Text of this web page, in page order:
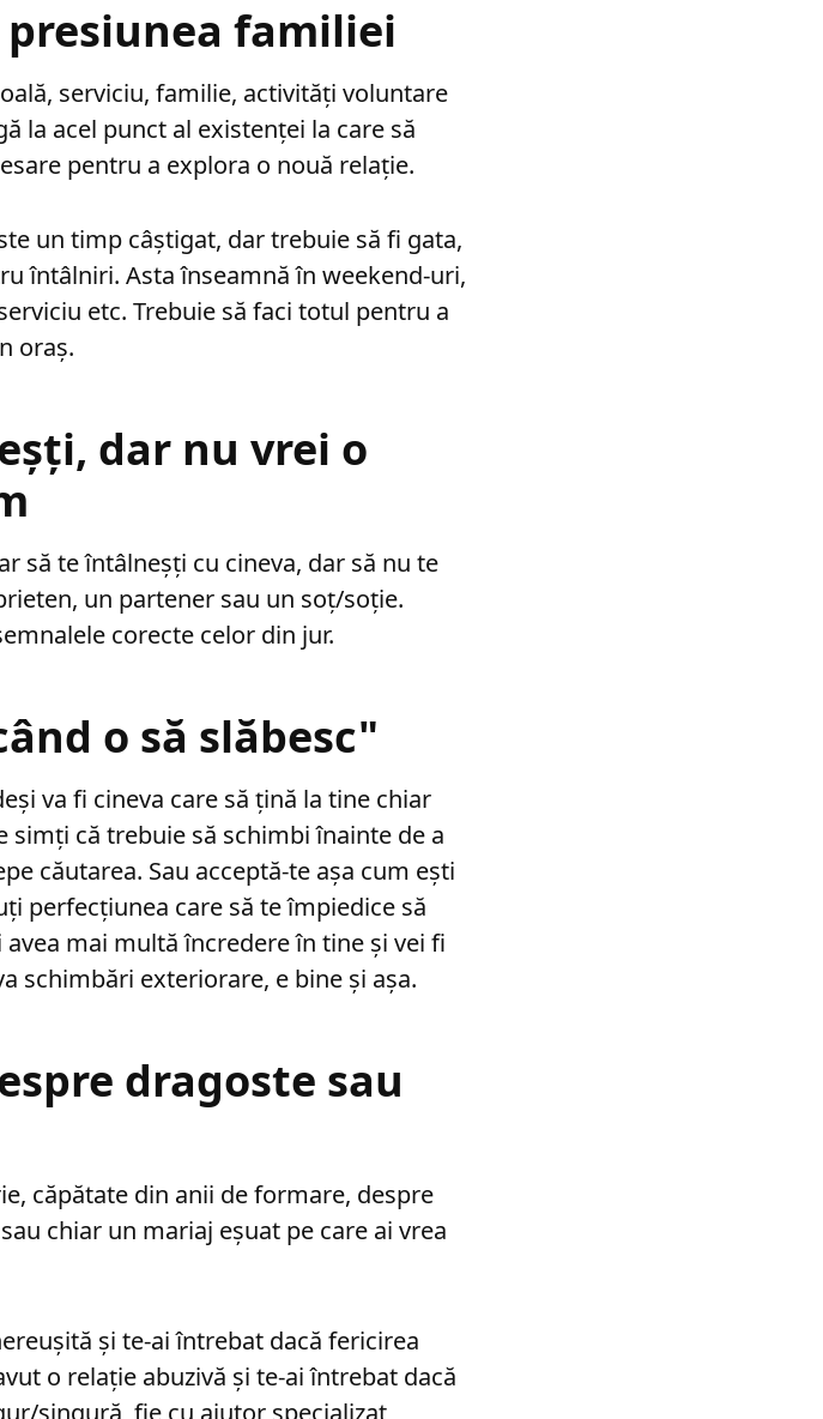
presiunea familiei
serviciu, familie, activități voluntare
la acel punct al existenței la care să
pentru a explora o nouă relație.
un timp câștigat, dar trebuie să fi gata,
întâlniri. Asta înseamnă în weekend-uri,
etc. Trebuie să faci totul pentru a
oraș.
dar nu vrei o
să te întâlneșți cu cineva, dar să nu te
un partener sau un soț/soție.
corecte celor din jur.
o să slăbesc"
va fi cineva care să țină la tine chiar
simți că trebuie să schimbi înainte de a
căutarea. Sau acceptă-te așa cum ești
perfecțiunea care să te împiedice să
mai multă încredere în tine și vei fi
schimbări exteriorare, e bine și așa.
dragoste sau
căpătate din anii de formare, despre
chiar un mariaj eșuat pe care ai vrea
și te-ai întrebat dacă fericirea
o relație abuzivă și te-ai întrebat dacă